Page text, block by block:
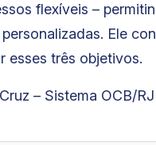
flexíveis –
Ele
esses três objetivos.
– Sistema OCB/RJ